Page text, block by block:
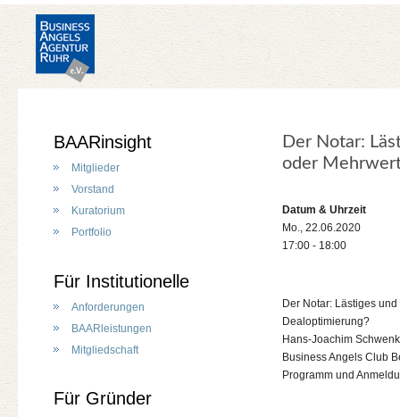
Der Notar:
oder
Datum & Uhrzeit
Mo., 22.06.2020
17:00 - 18:00
Der Notar: Lästiges
Dealoptimierung?
Hans-Joachim
Business Angels Club
Programm und
BAARinsight
Mitglieder
Vorstand
Kuratorium
Portfolio
Für Institutionelle
Anforderungen
BAARleistungen
Mitgliedschaft
Für Gründer